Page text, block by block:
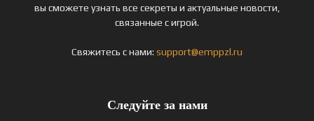
вы сможете узнать все секреты и актуальные новости,
связанные с игрой.
Свяжитесь с нами: support@emppzl.ru
Следуйте за нами